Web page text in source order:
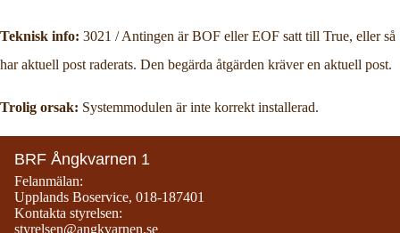
Teknisk info: 3021 / Antingen är BOF eller EOF satt till True, eller så
har aktuell post raderats. Den begärda åtgärden kräver en aktuell post.
Trolig orsak: Systemmodulen är inte korrekt installerad.
BRF Ångkvarnen 1
Felanmälan:
Upplands Boservice, 018-187401
Kontakta styrelsen:
styrelsen@angkvarnen.se